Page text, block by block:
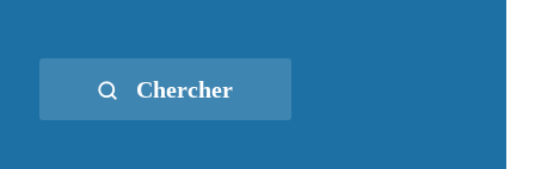
Chercher